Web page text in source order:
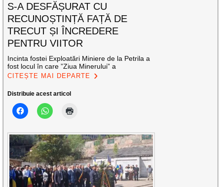
S-A DESFĂȘURAT CU
RECUNOȘTINȚĂ FAȚĂ DE
TRECUT ȘI ÎNCREDERE
PENTRU VIITOR
Incinta fostei Exploatări Miniere de la Petrila a
fost locul în care ”Ziua Minerului” a
CITEȘTE MAI DEPARTE
Distribuie acest articol